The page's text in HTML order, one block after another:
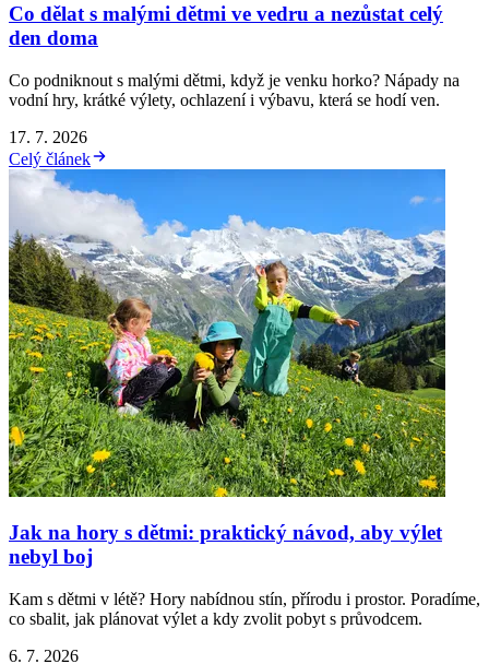
Co dělat s malými dětmi ve vedru a nezůstat celý
den doma
Co podniknout s malými dětmi, když je venku horko? Nápady na
vodní hry, krátké výlety, ochlazení i výbavu, která se hodí ven.
17. 7. 2026
Celý článek
Jak na hory s dětmi: praktický návod, aby výlet
nebyl boj
Kam s dětmi v létě? Hory nabídnou stín, přírodu i prostor. Poradíme,
co sbalit, jak plánovat výlet a kdy zvolit pobyt s průvodcem.
6. 7. 2026